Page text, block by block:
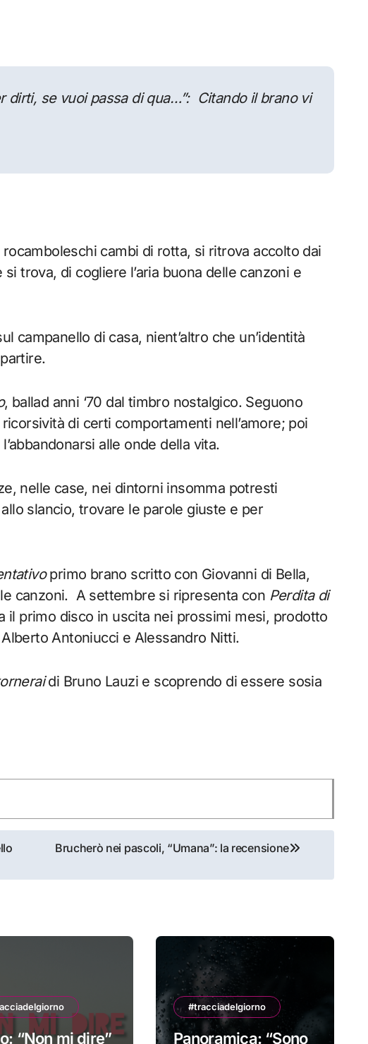
dirti, se vuoi passa di qua…”: Citando il brano vi
cambi di rotta, si ritrova accolto dai
trova, di cogliere l’aria buona delle canzoni e
campanello di casa, nient’altro che un’identità
, ballad anni ‘70 dal timbro nostalgico. Seguono
di certi comportamenti nell’amore; poi
alle onde della vita.
nelle case, nei dintorni insomma potresti
slancio, trovare le parole giuste e per
primo brano scritto con Giovanni di Bella,
canzoni. A settembre si ripresenta con Perdita di
il primo disco in uscita nei prossimi mesi, prodotto
Antoniucci e Alessandro Nitti.
di Bruno Lauzi e scoprendo di essere sosia
Brucherò nei pascoli, “Umana”: la recensione
“Non mi dire”
#tracciadelgiorno
Panoramica: “Sono